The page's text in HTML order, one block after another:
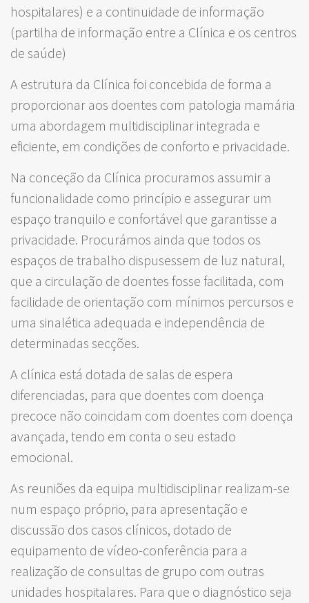
hospitalares) e a continuidade de informação
(partilha de informação entre a Clínica e os centros
de saúde)
A estrutura da Clínica foi concebida de forma a
proporcionar aos doentes com patologia mamária
uma abordagem multidisciplinar integrada e
eficiente, em condições de conforto e privacidade.
Na conceção da Clínica procuramos assumir a
funcionalidade como princípio e assegurar um
espaço tranquilo e confortável que garantisse a
privacidade. Procurámos ainda que todos os
espaços de trabalho dispusessem de luz natural,
que a circulação de doentes fosse facilitada, com
facilidade de orientação com mínimos percursos e
uma sinalética adequada e independência de
determinadas secções.
A clínica está dotada de salas de espera
diferenciadas, para que doentes com doença
precoce não coincidam com doentes com doença
avançada, tendo em conta o seu estado
emocional.
As reuniões da equipa multidisciplinar realizam-se
num espaço próprio, para apresentação e
discussão dos casos clínicos, dotado de
equipamento de vídeo-conferência para a
realização de consultas de grupo com outras
unidades hospitalares. Para que o diagnóstico seja